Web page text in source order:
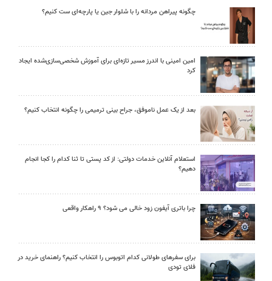
چگونه پیراهن مردانه را با شلوار جین یا پارچه‌ای ست کنیم؟
امین امینی با اندرز مسیر تازه‌ای برای آموزش شخصی‌سازی‌شده ایجاد
کرد
بعد از یک عمل ناموفق، جراح بینی ترمیمی را چگونه انتخاب کنیم؟
استعلام آنلاین خدمات دولتی: از کد پستی تا ثنا کدام را کجا انجام
دهیم؟
چرا باتری آیفون زود خالی می شود؟ ۹ راهکار واقعی
برای سفرهای طولانی کدام اتوبوس را انتخاب کنیم؟ راهنمای خرید در
فلای تودی